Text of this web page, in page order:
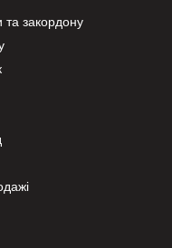
та закордону